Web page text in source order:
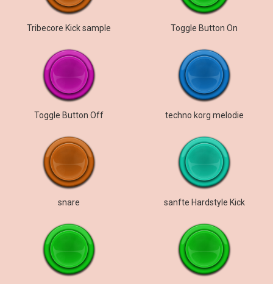
Tribecore Kick sample Toggle Button On
Toggle Button Off techno korg melodie
snare sanfte Hardstyle Kick